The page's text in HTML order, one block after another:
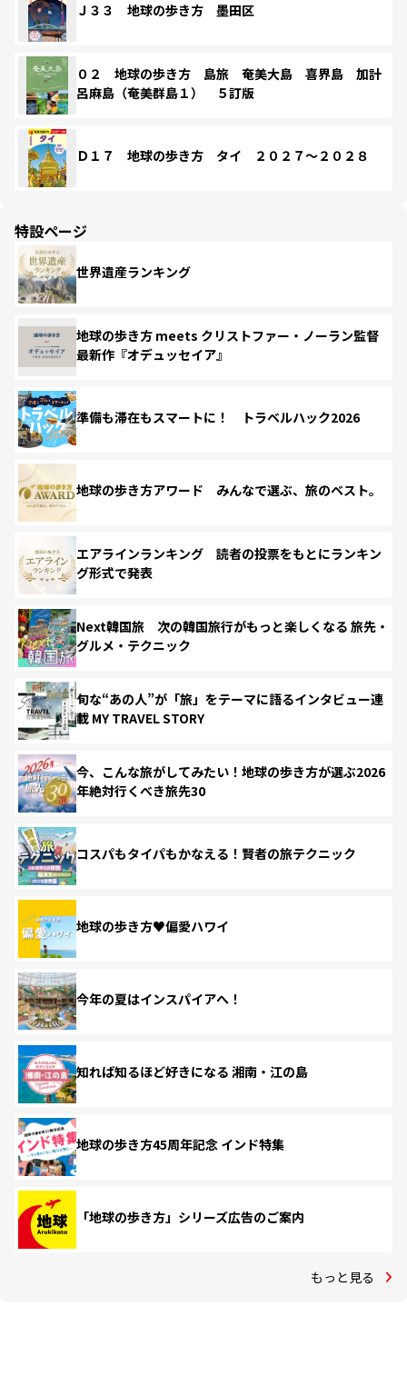
Ｊ３３ 地球の歩き方 墨田区
０２ 地球の歩き方 島旅 奄美大島 喜界島 加計
呂麻島（奄美群島１） ５訂版
Ｄ１７ 地球の歩き方 タイ ２０２７～２０２８
特設ページ
世界遺産ランキング
地球の歩き方 meets クリストファー・ノーラン監督
最新作『オデュッセイア』
準備も滞在もスマートに！ トラベルハック2026
地球の歩き方アワード みんなで選ぶ、旅のベスト。
エアラインランキング 読者の投票をもとにランキン
グ形式で発表
Next韓国旅 次の韓国旅行がもっと楽しくなる 旅先・
グルメ・テクニック
旬な“あの人”が「旅」をテーマに語るインタビュー連
載 MY TRAVEL STORY
今、こんな旅がしてみたい！地球の歩き方が選ぶ2026
年絶対行くべき旅先30
コスパもタイパもかなえる！賢者の旅テクニック
地球の歩き方♥偏愛ハワイ
今年の夏はインスパイアへ！
知れば知るほど好きになる 湘南・江の島
地球の歩き方45周年記念 インド特集
「地球の歩き方」シリーズ広告のご案内
もっと見る